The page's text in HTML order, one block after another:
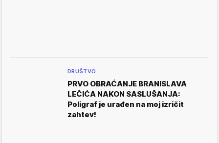
DRUŠTVO
PRVO OBRAĆANJE BRANISLAVA
LEČIĆA NAKON SASLUŠANJA:
Poligraf je urađen na moj izričit
zahtev!